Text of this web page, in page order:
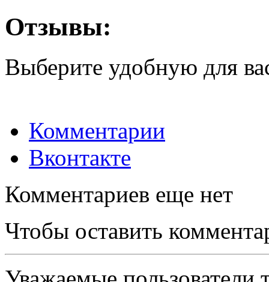
Отзывы:
Выберите удобную для
Комментарии
Вконтакте
Комментариев еще нет
Чтобы оставить